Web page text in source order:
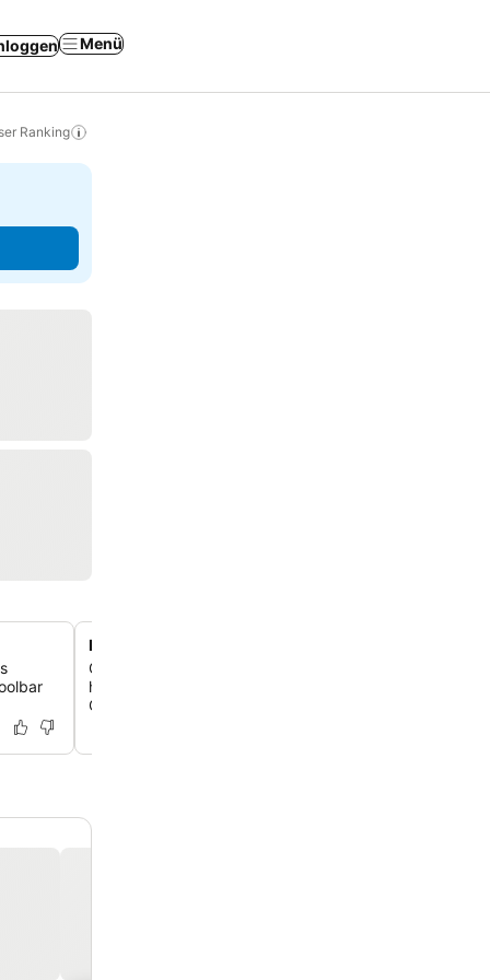
Menü
Ranking
Restaurant Giglio Del Mare
Genieße frische Meeresfrüchte und täglich fangfrischen
hoteleigenen Restaurant. Es bietet auch
Gemüsebuffets und flexible Essenszeiten für Kinder.